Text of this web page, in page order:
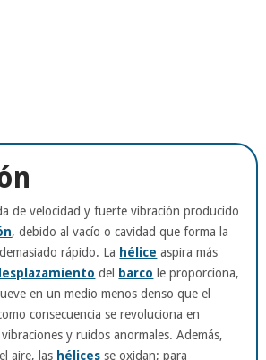
de velocidad y fuerte vibración producido
, debido al vacío o cavidad que forma la
rápido. La hélice aspira más
del barco le proporciona,
en un medio menos denso que el
consecuencia se revoluciona en
y ruidos anormales. Además,
aire, las hélices se oxidan; para